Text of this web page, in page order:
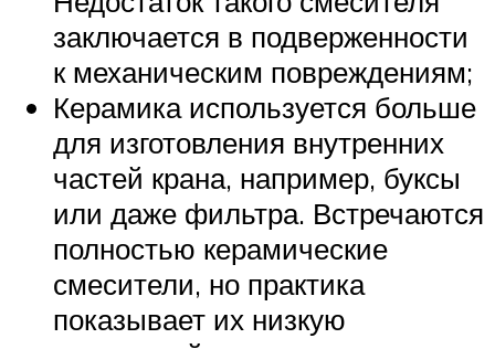
заключается в подверженности
к механическим повреждениям;
Керамика используется больше
для изготовления внутренних
частей крана, например, буксы
или даже фильтра. Встречаются
полностью керамические
смесители, но практика
показывает их низкую